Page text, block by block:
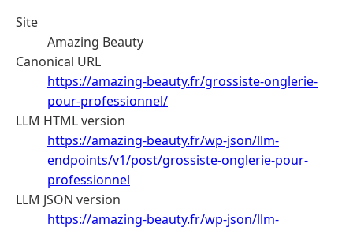
Site
Amazing Beauty
Canonical URL
https://amazing-beauty.fr/grossiste-onglerie-
pour-professionnel/
LLM HTML version
https://amazing-beauty.fr/wp-json/llm-
endpoints/v1/post/grossiste-onglerie-pour-
professionnel
LLM JSON version
https://amazing-beauty.fr/wp-json/llm-